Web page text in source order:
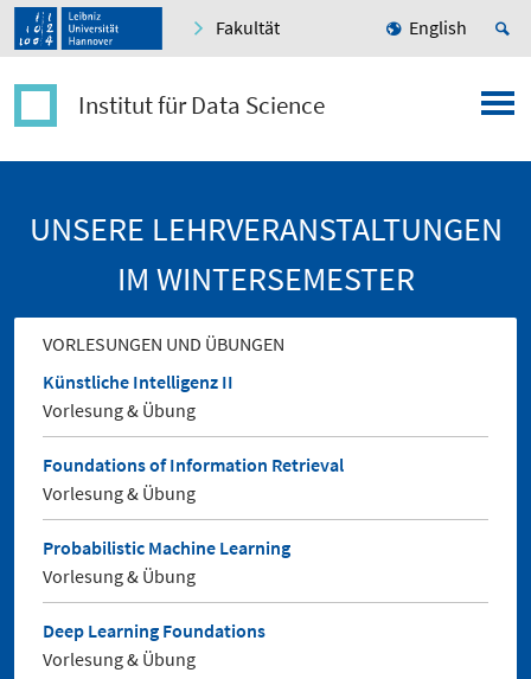
Fakultät English
Institut für Data Science
UNSERE LEHRVERANSTALTUNGEN
IM WINTERSEMESTER
VORLESUNGEN UND ÜBUNGEN
Künstliche Intelligenz II
Vorlesung & Übung
Foundations of Information Retrieval
Vorlesung & Übung
Probabilistic Machine Learning
Vorlesung & Übung
Deep Learning Foundations
Vorlesung & Übung